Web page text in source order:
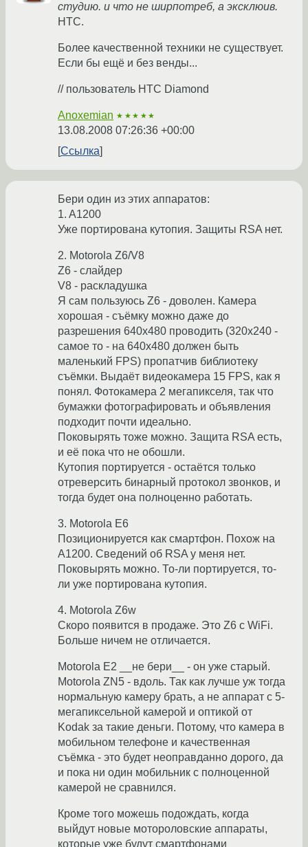
студию. и что не ширпотреб, а эксклюив.
HTC.
Более качественной техники не существует.
Если бы ещё и без венды...
// пользователь HTC Diamond
Anoxemian ★★★★★
13.08.2008 07:26:36 +00:00
Ссылка
Бери один из этих аппаратов:
1. A1200
Уже портирована кутопия. Защиты RSA нет.
2. Motorola Z6/V8
Z6 - слайдер
V8 - раскладушка
Я сам пользуюсь Z6 - доволен. Камера
хорошая - съёмку можно даже до
разрешения 640х480 проводить (320х240 -
самое то - на 640х480 должен быть
маленький FPS) пропатчив библиотеку
съёмки. Выдаёт видеокамера 15 FPS, как я
понял. Фотокамера 2 мегапикселя, так что
бумажки фотографировать и объявления
подходит почти идеально.
Поковырять тоже можно. Защита RSA есть,
и её пока что не обошли.
Кутопия портируется - остаётся только
отреверсить бинарный протокол звонков, и
тогда будет она полноценно работать.
3. Motorola E6
Позиционируется как смартфон. Похож на
A1200. Сведений об RSA у меня нет.
Поковырять можно. То-ли портируется, то-
ли уже портирована кутопия.
4. Motorola Z6w
Скоро появится в продаже. Это Z6 с WiFi.
Больше ничем не отличается.
Motorola E2 __не бери__ - он уже старый.
Motorola ZN5 - вдоль. Так как лучше уж тогда
нормальную камеру брать, а не аппарат с 5-
мегапиксельной камерой и оптикой от
Kodak за такие деньги. Потому, что камера в
мобильном телефоне и качественная
съёмка - это будет неоправданно дорого, да
и пока ни один мобильник с полноценной
камерой не сравнился.
Кроме того можешь подождать, когда
выйдут новые мотороловские аппараты,
которые уже будут смартфонами